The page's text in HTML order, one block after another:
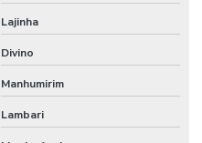
Lajinha
Divino
Manhumirim
Lambari